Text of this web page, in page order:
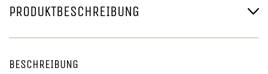
PRODUKTBESCHREIBUNG
BESCHREIBUNG